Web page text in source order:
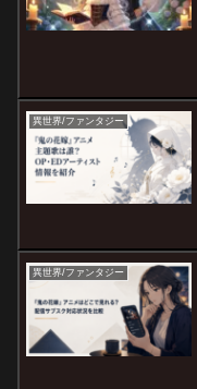
異世界/ファンタジー
異世界/ファンタジー